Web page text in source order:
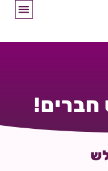
חברים!